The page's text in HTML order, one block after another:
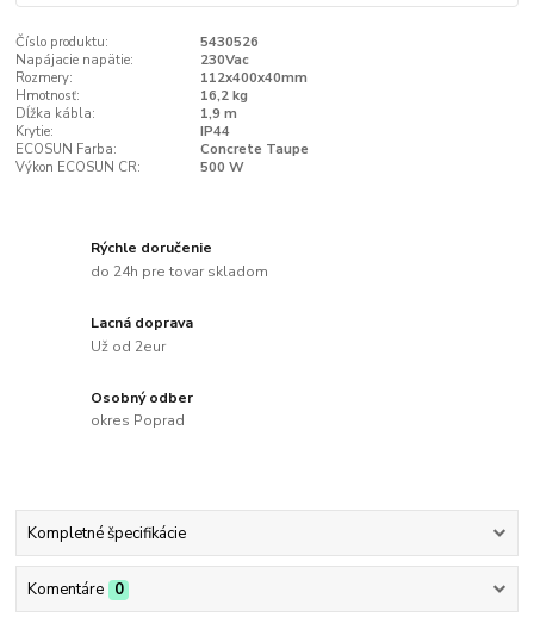
Číslo produktu:
5430526
Napájacie napätie:
230Vac
Rozmery:
112x400x40mm
Hmotnosť:
16,2 kg
Dĺžka kábla:
1,9 m
Krytie:
IP44
ECOSUN Farba:
Concrete Taupe
Výkon ECOSUN CR:
500 W
Rýchle doručenie
do 24h pre tovar skladom
Lacná doprava
Už od 2eur
Osobný odber
okres Poprad
Kompletné špecifikácie
Komentáre 0